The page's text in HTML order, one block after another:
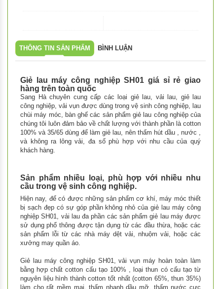
THÔNG TIN SẢN PHẨM BÌNH LUẬN
Giẻ lau máy công nghiệp SH01 giá sỉ rẻ giao
hàng trên toàn quốc
Sang Hà chuyên cung cấp các loại giẻ lau, vải lau, giẻ lau
công nghiệp, vải vụn được dùng trong vệ sinh công nghiệp, lau
chùi máy móc, bàn ghế các sản phẩm giẻ lau công nghiệp của
chúng tôi luôn đảm bảo về chất lượng với thành phần là cotton
100% và 35/65 dùng để làm giẻ lau, nên thấm hút dầu , nước ,
và không ra lông vải, đa số phù hợp với nhu cầu của quý
khách hàng.
Sản phẩm nhiều loại, phù hợp với nhiều nhu
cầu trong vệ sinh công nghiệp.
Hiện nay, để có được những sản phẩm cơ khí, máy móc thiết
bị sạch đẹp có sự góp phần không nhỏ của giẻ lau máy công
nghiệp SH01, vải lau đa phần các sản phẩm giẻ lau máy được
sử dụng phổ thông được tận dụng từ các đầu thừa, hoặc các
sản phẩm lỗi từ các nhà máy dệt vải, nhuộm vải, hoặc các
xưởng may quần áo.
Giẻ lau máy công nghiệp SH01,vải vụn máy hoàn toàn làm
bằng hợp chất cotton cấu tạo 100% , loại thun có cấu tạo từ
nguyên liệu hình thành cotton tốt nhất (cotton 65%, thun 35%)
làm cho rất mềm mại, thấm nhanh dầu mỡ, thấm nước cực